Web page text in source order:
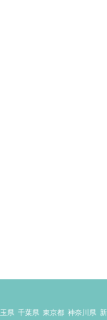
県 千葉県 東京都 神奈川県